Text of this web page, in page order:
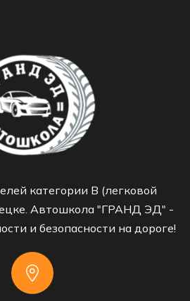
категории B (легковой
Автошкола "ГРАНД ЭД" -
и безопасности на дороге!